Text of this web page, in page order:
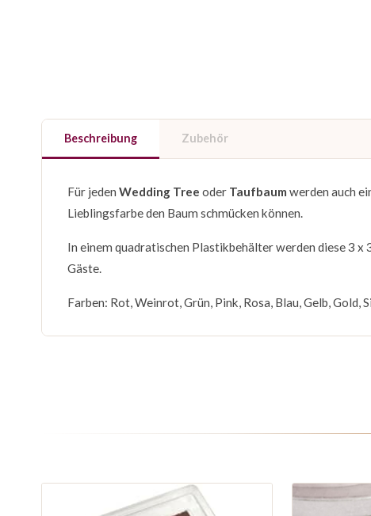
Beschreibung Zubehör
Für jeden Wedding Tree oder Taufbaum werden auch
Lieblingsfarbe den Baum schmücken können.
In einem quadratischen Plastikbehälter werden diese 3
Gäste.
Farben: Rot, Weinrot, Grün, Pink, Rosa, Blau, Gelb, Gold,